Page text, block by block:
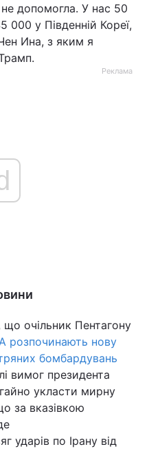
допомогла. У нас 50
000 у Південній Кореї,
Ина, з яким я
Реклама
очільник Пентагону
розпочинають нову
бомбардувань
вимог президента
укласти мирну
за вказівкою
ударів по Ірану від